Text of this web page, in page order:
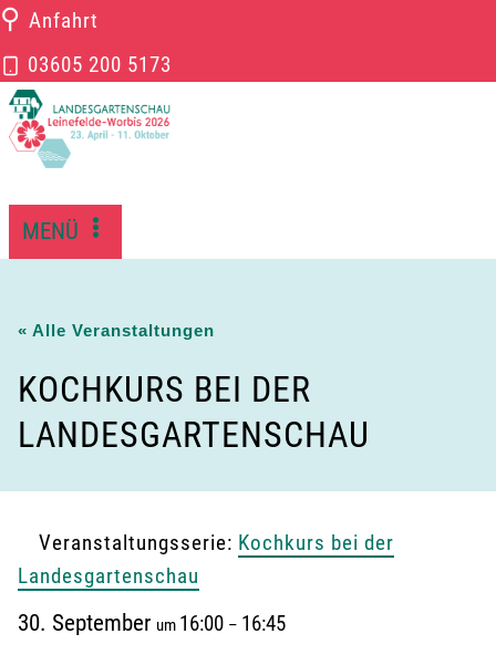
Zum
springen
⚲ Anfahrt
03605 200 5173
MENÜ
« Alle Veranstaltungen
KOCHKURS BEI DER
LANDESGARTENSCHAU
Veranstaltungsserie: Kochkurs bei der
Landesgartenschau
30. September um 16:00 – 16:45